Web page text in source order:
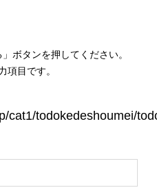
ボタンを押してください。
項目です。